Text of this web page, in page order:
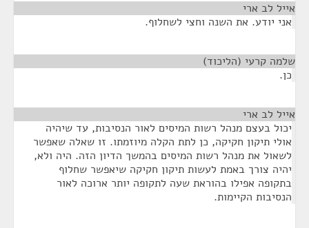
אייל לב ארי
אני יודע. את השנה וחצי לשחלוף.
שלמה קרעי (הליכוד)
כן.
אייל לב ארי
יכול בעצם מנהל רשות המיסים לאור הנסיבות, עד שיהיה
אולי תיקון חקיקה, כן לתת הקלה מיוזמתו. זו שאלה שאפשר
לשאול את מנהל רשות המיסים בהמשך הדיון הזה. היה ולא,
יהיה צורך באמת לעשות תיקון חקיקה שיאפשר שחלוף
בתקופה אפילו בהוראת שעה לתקופה יותר ארוכה לאור
הנסיבות הקיימות.